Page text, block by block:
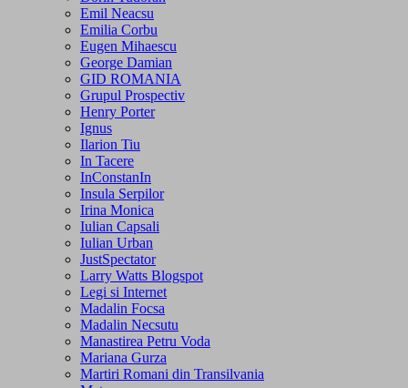
Emil Neacsu
Emilia Corbu
Eugen Mihaescu
George Damian
GID ROMANIA
Grupul Prospectiv
Henry Porter
Ignus
Ilarion Tiu
In Tacere
InConstanIn
Insula Serpilor
Irina Monica
Iulian Capsali
Iulian Urban
JustSpectator
Larry Watts Blogspot
Legi si Internet
Madalin Focsa
Madalin Necsutu
Manastirea Petru Voda
Mariana Gurza
Martiri Romani din Transilvania